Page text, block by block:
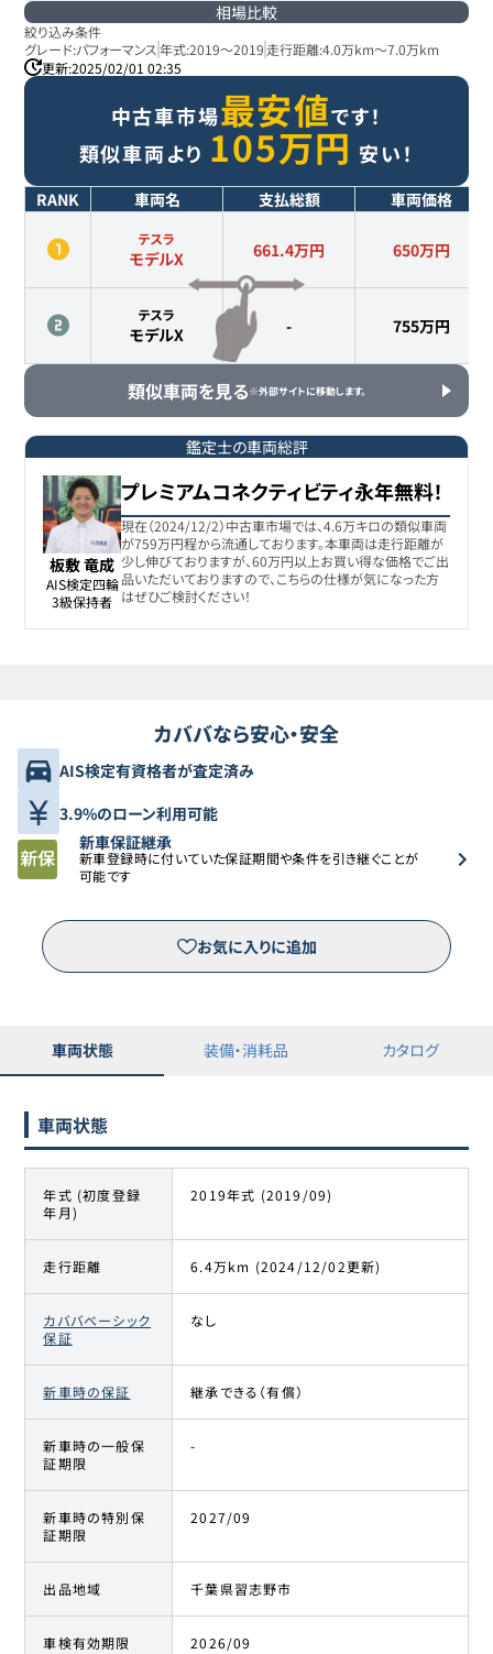
相場比較
絞り込み条件
グレード:パフォーマンス 年式:2019～2019 走行距離:4.0万km～7.0万km
更新:2025/02/01 02:35
中古車市場最安値です！
類似車両より 105万円 安い！
RANK 車両名 支払総額 車両価格
テスラ
モデルX 661.4万円 650万円
テスラ
モデルX - 755万円
類似車両を見る※外部サイトに移動します。
鑑定士の車両総評
板敷 竜成
AIS検定四輪
3級保持者
プレミアムコネクティビティ永年無料！
現在（2024/12/2）中古車市場では、4.6万キロの類似車両
が759万円程から流通しております。本車両は走行距離が
少し伸びておりますが、60万円以上お買い得な価格でご出
品いただいておりますので、こちらの仕様が気になった方
はぜひご検討ください！
カババなら安心・安全
AIS検定有資格者が査定済み
3.9%のローン利用可能
新車保証継承
新車登録時に付いていた保証期間や条件を引き継ぐことが
可能です
お気に入りに追加
車両状態 装備・消耗品 カタログ
車両状態
年式 (初度登録
年月)
2019年式 (2019/09)
走行距離 6.4万km (2024/12/02更新)
カババベーシック
保証
なし
新車時の保証 継承できる（有償）
新車時の一般保
証期限
-
新車時の特別保
証期限
2027/09
出品地域 千葉県習志野市
車検有効期限 2026/09